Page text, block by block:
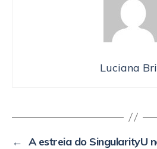
Luciana
← A estreia do SingularityU